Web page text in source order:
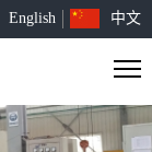
English 中文